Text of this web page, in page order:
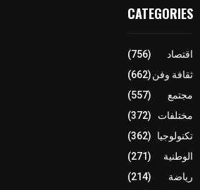
CATEGORIES
اقتصاد
(756)
ثقافة وفن(662)
مجتمع
(557)
مختلفات
(372)
تكنولوجيا
(362)
الوطنية
(271)
رياضة
(214)